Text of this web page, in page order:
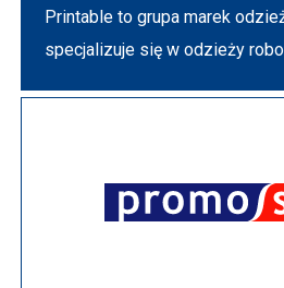
Printable to grupa marek
specjalizuje się w odzieży